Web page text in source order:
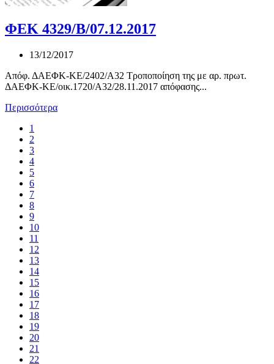
ΦΕΚ 4329/Β/07.12.2017
13/12/2017
Απόφ. ΔΑΕΦΚ-ΚΕ/2402/Α32 Τροποποίηση της με αρ. πρωτ.
ΔΑΕΦΚ-ΚΕ/οικ.1720/Α32/28.11.2017 απόφασης...
Περισσότερα
1
2
3
4
5
6
7
8
9
10
11
12
13
14
15
16
17
18
19
20
21
22